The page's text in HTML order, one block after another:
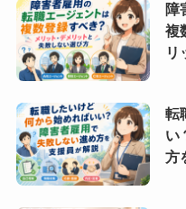
障
複
リ
転
い
方